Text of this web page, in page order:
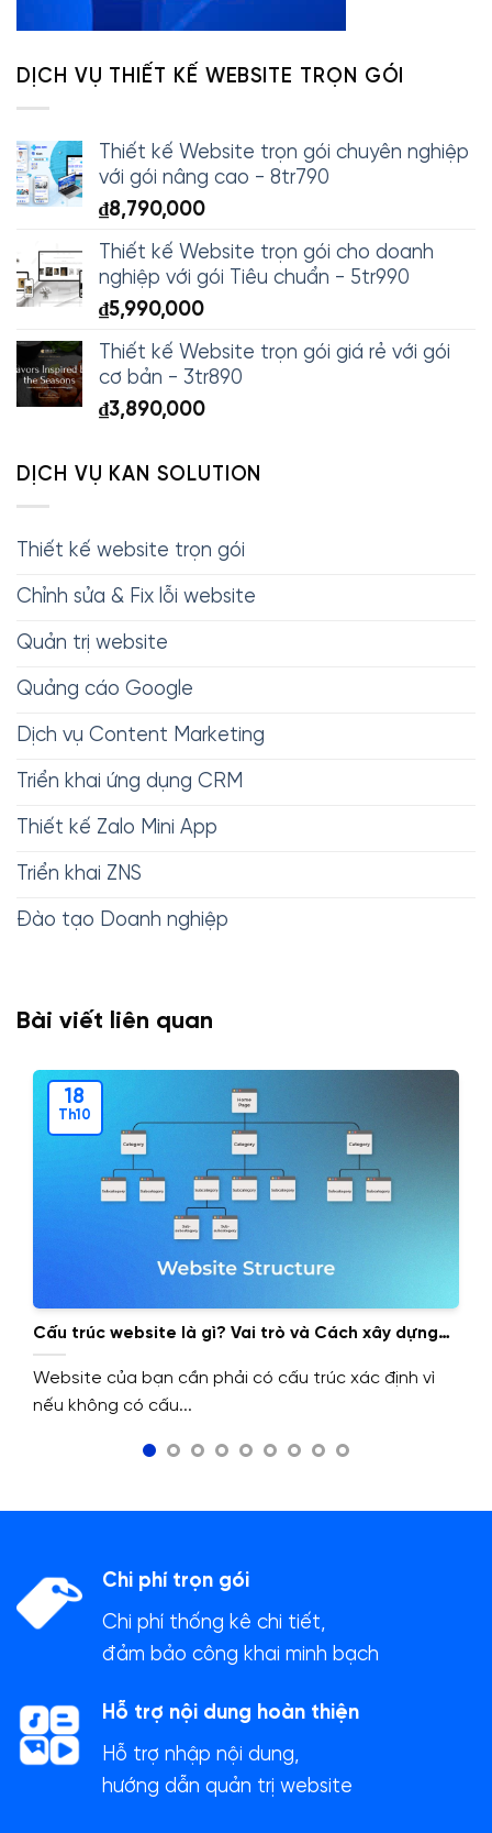
DỊCH VỤ THIẾT KẾ WEBSITE TRỌN GÓI
Thiết kế Website trọn gói chuyên nghiệp
với gói nâng cao - 8tr790
₫8,790,000
Thiết kế Website trọn gói cho doanh
nghiệp với gói Tiêu chuẩn - 5tr990
₫5,990,000
Thiết kế Website trọn gói giá rẻ với gói
cơ bản - 3tr890
₫3,890,000
DỊCH VỤ KAN SOLUTION
Thiết kế website trọn gói
Chỉnh sửa & Fix lỗi website
Quản trị website
Quảng cáo Google
Dịch vụ Content Marketing
Triển khai ứng dụng CRM
Thiết kế Zalo Mini App
Triển khai ZNS
Đào tạo Doanh nghiệp
Bài viết liên quan
Cấu trúc website là gì? Vai trò và Cách xây dựng
cấu trúc website.
Website của bạn cần phải có cấu trúc xác định vì
nếu không có cấu...
18
Th10
Chi phí trọn gói
Chi phí thống kê chi tiết,
đảm bảo công khai minh bạch
Hỗ trợ nội dung hoàn thiện
Hỗ trợ nhập nội dung,
hướng dẫn quản trị website